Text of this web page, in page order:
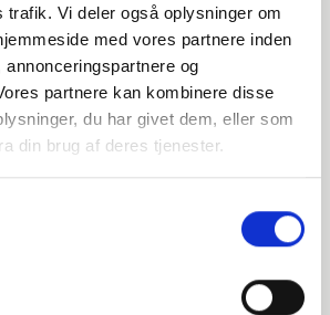
trafik. Vi deler også oplysninger om
med vores partnere inden
og
partnere kan kombinere disse
du har givet dem, eller som
din brug af deres tjenester.
Stück verfügbar